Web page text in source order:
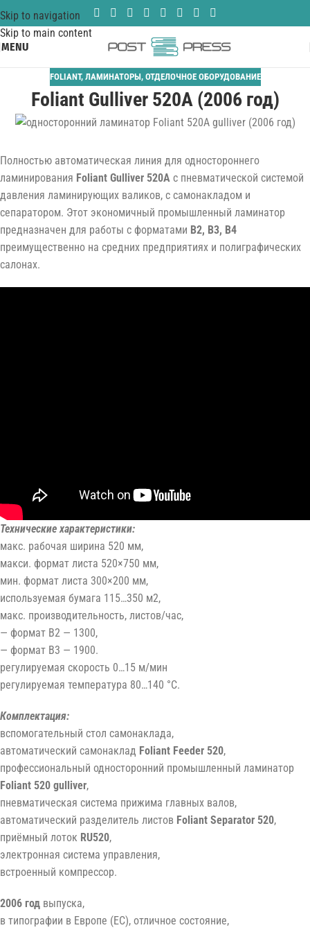
Skip to navigation
Skip to main content
MENU
FOLIANT, ЛАМИНАТОРЫ, ОТДЕЛОЧНОЕ ОБОРУДОВАНИЕ
Foliant Gulliver 520A (2006 год)
Полностью автоматическая линия для одностороннего
ламинирования Foliant Gulliver 520A с пневматической системой
давления ламинирующих валиков, с самонакладом и
сепаратором. Этот экономичный промышленный ламинатор
предназначен для работы с форматами B2, B3, B4
преимущественно на средних предприятиях и полиграфических
салонах.
Технические характеристики:
макс. рабочая ширина 520 мм,
макси. формат листа 520×750 мм,
мин. формат листа 300×200 мм,
используемая бумага 115…350 м2,
макс. производительность, листов/час,
— формат B2 — 1300,
— формат B3 — 1900.
регулируемая скорость 0…15 м/мин
регулируемая температура 80…140 °С.
Комплектация:
вспомогательный стол самонаклада,
автоматический самонаклад Foliant Feeder 520,
профессиональный односторонний промышленный ламинатор
Foliant 520 gulliver,
пневматическая система прижима главных валов,
автоматический разделитель листов Foliant Separator 520,
приёмный лоток RU520,
электронная система управления,
встроенный компрессор.
2006 год выпуска,
в типографии в Европе (ЕС), отличное состояние,